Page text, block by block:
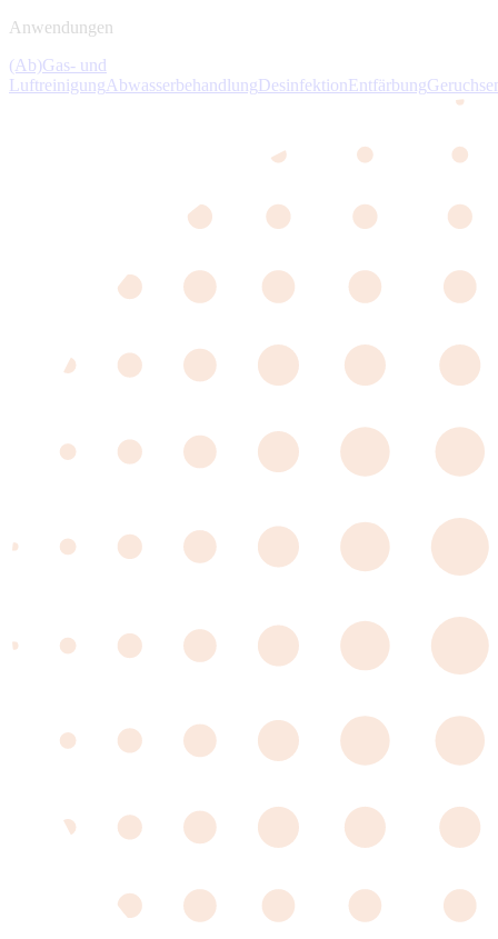
Anwendungen
(Ab)Gas- und
LuftreinigungAbwasserbehandlungDesinfektionEntfärbung